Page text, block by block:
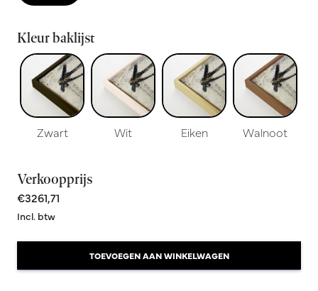
Kleur baklijst
Zwart Wit Eiken Walnoot
Verkoopprijs
€3261,71
Incl. btw
TOEVOEGEN AAN WINKELWAGEN